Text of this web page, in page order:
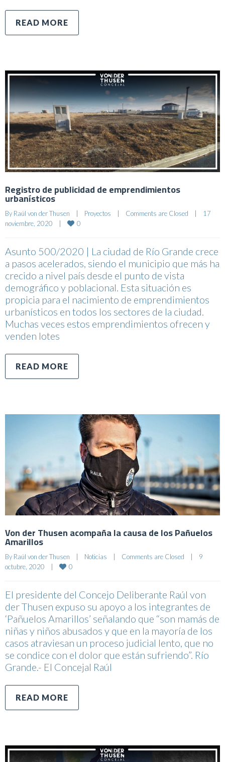
READ MORE
Registro de publicidad de emprendimientos
urbanísticos
By Raúl von der Thusen | Proyectos | Comments are Closed |
17
noviembre, 2020
| 0
Asunto 500/2020 | La ciudad de Río Grande crece
a pasos acelerados, siendo el municipio que más ha
crecido a nivel país desde el punto de vista
demográfico y poblacional. Esta situación es
propicia para el nacimiento de emprendimientos
urbanísticos en todos los sectores de la ciudad.
Muchas veces estos emprendimientos ofrecen y
venden lotes
READ MORE
Von der Thusen acompaña la causa de los Pañuelos
Amarillos
By Raúl von der Thusen Noticias Comments are Closed
9
octubre, 2020
0
El presidente del Concejo Deliberante Raúl von
der Thusen expuso su apoyo a los integrantes de
‘Pañuelos Amarillos’ señalando que “son mamás de
niñas y niños abusados y que en la mayoría de los
casos atraviesan un proceso judicial lento, que no
se condice con el dolor que están sufriendo”. Río
Grande.- El Concejal Raúl
READ MORE